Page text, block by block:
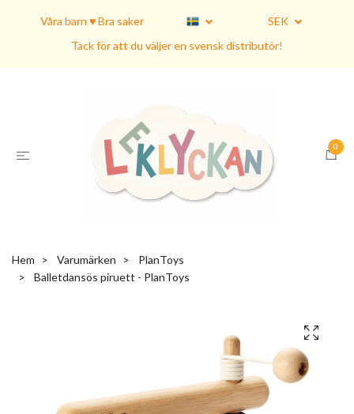
Våra barn ♥ Bra saker
SEK
Tack för att du väljer en svensk distributör!
0
Hem Varumärken
PlanToys
Balletdansös piruett - PlanToys